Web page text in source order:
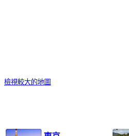
檢視較大的地圖